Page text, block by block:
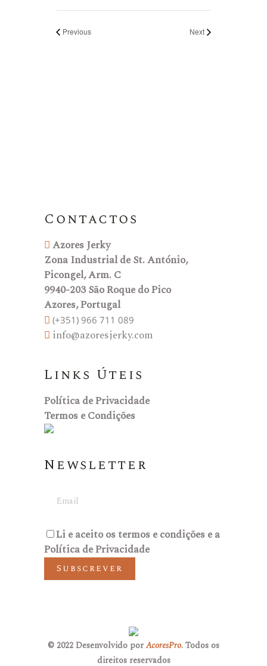
Previous Next
Contactos
Azores Jerky
Zona Industrial de St. António,
Picongel, Arm. C
9940-203 São Roque do Pico
Azores, Portugal
(+351) 966 711 089
info@azoresjerky.com
Links Úteis
Política de Privacidade
Termos e Condições
Newsletter
Li e aceito ostermos e condições e a
Política de Privacidade
Subscrever
© 2022 Desenvolvido porAcoresPro. Todos os
direitos reservados